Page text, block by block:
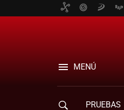
MENÚ
PRUEBAS